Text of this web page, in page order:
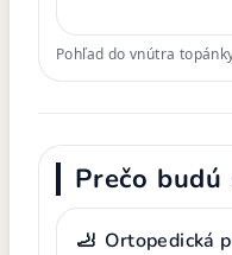
Pohľad do vnútra
Prečo
🦶 Ortopedická